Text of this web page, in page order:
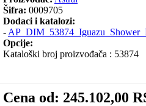
Šifra: 0009705
Dodaci i katalozi:
-
Opcije:
Kataloški broj proizvođača : 53874
Cena od: 245.102,00